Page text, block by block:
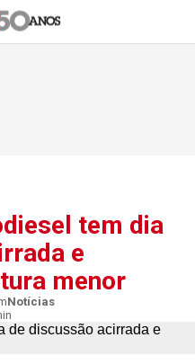
tem dia
e
menor
Notícias